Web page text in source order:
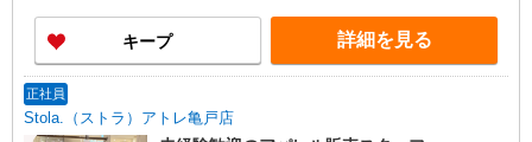
キープ 詳細を見る
正社員
Stola.（ストラ）アトレ亀戸店